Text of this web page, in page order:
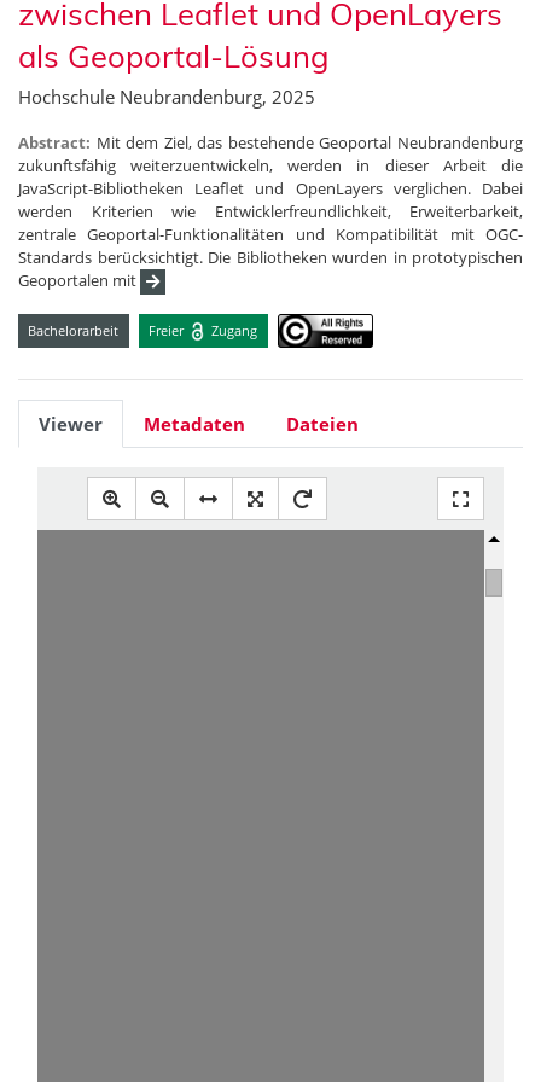
zwischen Leaflet und OpenLayers
als Geoportal-Lösung
Hochschule Neubrandenburg, 2025
Abstract: Mit dem Ziel, das bestehende Geoportal Neubrandenburg
zukunftsfähig weiterzuentwickeln, werden in dieser Arbeit die
JavaScript-Bibliotheken Leaflet und OpenLayers verglichen. Dabei
werden Kriterien wie Entwicklerfreundlichkeit, Erweiterbarkeit,
zentrale Geoportal-Funktionalitäten und Kompatibilität mit OGC-
Standards berücksichtigt. Die Bibliotheken wurden in prototypischen
Geoportalen mit
Bachelorarbeit Freier Zugang
Viewer Metadaten Dateien